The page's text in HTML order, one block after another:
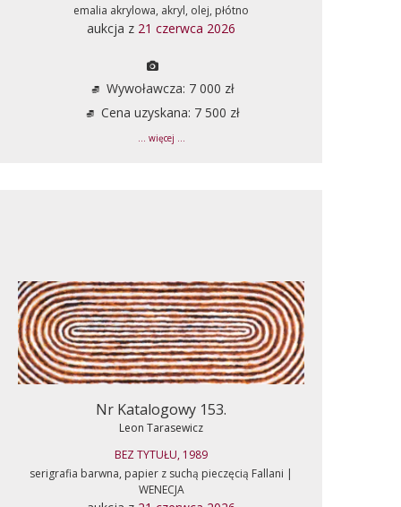
emalia akrylowa, akryl, olej, płótno
aukcja z 21 czerwca 2026
Wywoławcza: 7 000 zł
Cena uzyskana: 7 500 zł
... więcej ...
Nr Katalogowy 153.
Leon Tarasewicz
BEZ TYTUŁU, 1989
serigrafia barwna, papier z suchą pieczęcią Fallani |
WENECJA